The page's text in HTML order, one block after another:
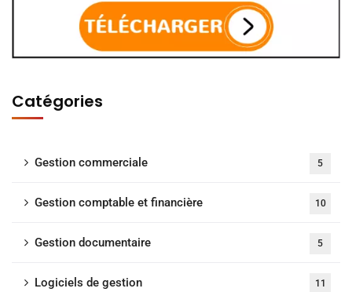
Catégories
Gestion commerciale 5
Gestion comptable et financière 10
Gestion documentaire 5
Logiciels de gestion 11